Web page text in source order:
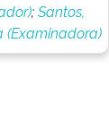
;Santos,
(Examinadora)